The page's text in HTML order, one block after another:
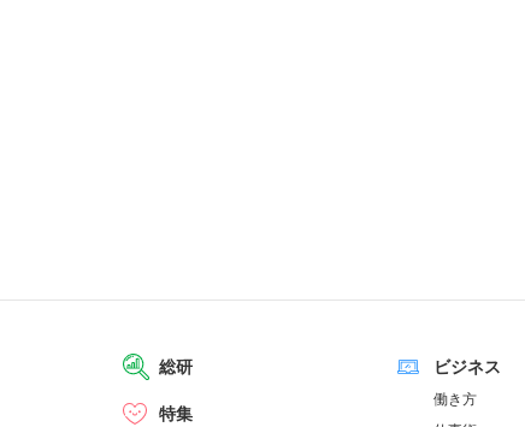
総研
特集
ビジネス
働き方